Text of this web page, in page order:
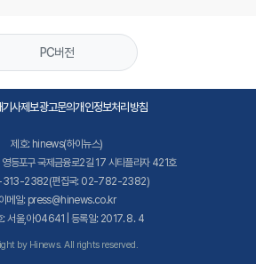
PC버전
기사제보광고문의개인정보처리방침
제호: hinews(하이뉴스)
영등포구 국제금융로2길 17 시티플라자 421호
313-2382(편집국: 02-782-2382)
이메일: press@hinews.co.kr
: 서울,아04641 | 등록일: 2017. 8. 4
by Hinews. All rights reserved.